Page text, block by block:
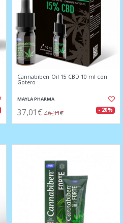
Cannabiben Oil 15 CBD 10 ml con
Gotero
MAYLA PHARMA
37,01€ 46,31€ - 20%